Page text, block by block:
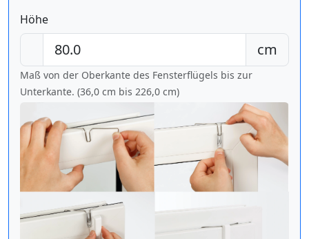
Höhe
cm
Maß von der Oberkante des Fensterflügels bis zur
Unterkante. (36,0 cm bis 226,0 cm)